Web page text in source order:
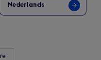
Nederlands